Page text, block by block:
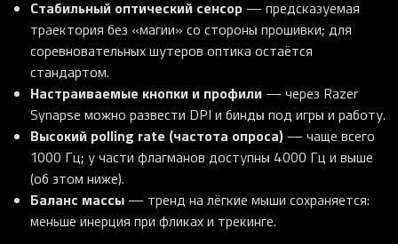
Стабильный оптический сенсор — предсказуемая
траектория без «магии» со стороны прошивки; для
соревновательных шутеров оптика остаётся
стандартом.
Настраиваемые кнопки и профили — через Razer
Synapse можно развести DPI и бинды под игры и работу.
Высокий polling rate (частота опроса) — чаще всего
1000 Гц; у части флагманов доступны 4000 Гц и выше
(об этом ниже).
Баланс массы — тренд на лёгкие мыши сохраняется:
меньше инерция при фликах и трекинге.